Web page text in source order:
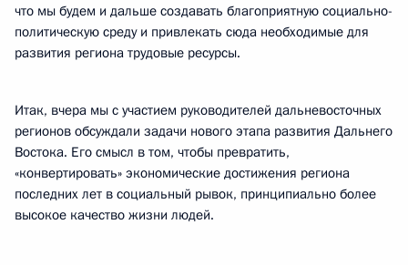
что мы будем и дальше создавать благоприятную социально-
политическую среду и привлекать сюда необходимые для
развития региона трудовые ресурсы.
Итак, вчера мы с участием руководителей дальневосточных
регионов обсуждали задачи нового этапа развития Дальнего
Востока. Его смысл в том, чтобы превратить,
«конвертировать» экономические достижения региона
последних лет в социальный рывок, принципиально более
высокое качество жизни людей.